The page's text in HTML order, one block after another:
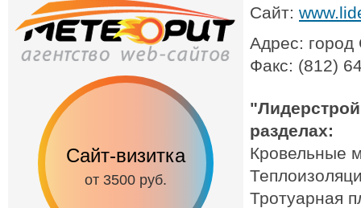
Сайт:
Адрес: город
Факс: (812)
разделах:
Кровельные
Тротуарная
Сайт-визитка
от 3500 руб.
Сайт с
от 6500 руб.